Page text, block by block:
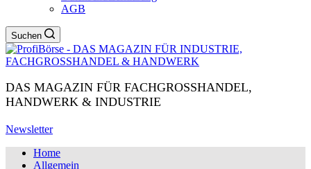
AGB
Suchen
DAS MAGAZIN FÜR FACHGROSSHANDEL,
HANDWERK & INDUSTRIE
Newsletter
Home
Allgemein